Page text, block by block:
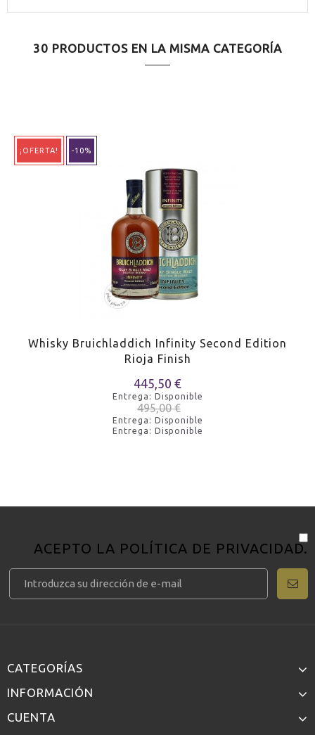
30 PRODUCTOS EN LA MISMA CATEGORÍA
¡OFERTA! -10%
Whisky Bruichladdich Infinity Second Edition
Rioja Finish
445,50 €
Entrega: Disponible
495,00 €
Entrega: Disponible
Entrega: Disponible
ACEPTO LA POLÍTICA DE PRIVACIDAD.
CATEGORÍAS
INFORMACIÓN
CUENTA